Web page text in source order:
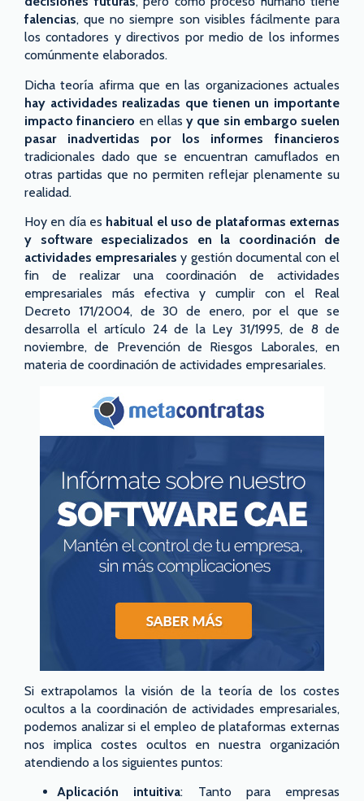
falencias, que no siempre son visibles fácilmente para
los contadores y directivos por medio de los informes
comúnmente elaborados.
Dicha teoría afirma que en las organizaciones actuales
hay actividades realizadas que tienen un importante
impacto financiero en ellas y que sin embargo suelen
pasar inadvertidas por los informes financieros
tradicionales dado que se encuentran camuflados en
otras partidas que no permiten reflejar plenamente su
realidad.
Hoy en día es habitual el uso de plataformas externas
y software especializados en la coordinación de
actividades empresariales y gestión documental con el
fin de realizar una coordinación de actividades
empresariales más efectiva y cumplir con el Real
Decreto 171/2004, de 30 de enero, por el que se
desarrolla el artículo 24 de la Ley 31/1995, de 8 de
noviembre, de Prevención de Riesgos Laborales, en
materia de coordinación de actividades empresariales.
Si extrapolamos la visión de la teoría de los costes
ocultos a la coordinación de actividades empresariales,
podemos analizar si el empleo de plataformas externas
nos implica costes ocultos en nuestra organización
atendiendo a los siguientes puntos:
Aplicación intuitiva: Tanto para empresas